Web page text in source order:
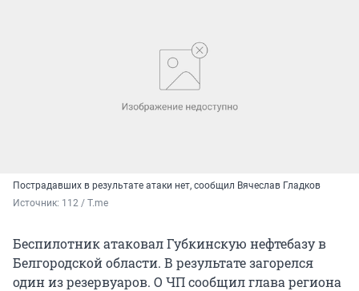
Пострадавших в результате атаки нет, сообщил Вячеслав Гладков
Источник: 112 / T.me
Беспилотник атаковал Губкинскую нефтебазу в
Белгородской области. В результате загорелся
один из резервуаров. О ЧП сообщил глава региона